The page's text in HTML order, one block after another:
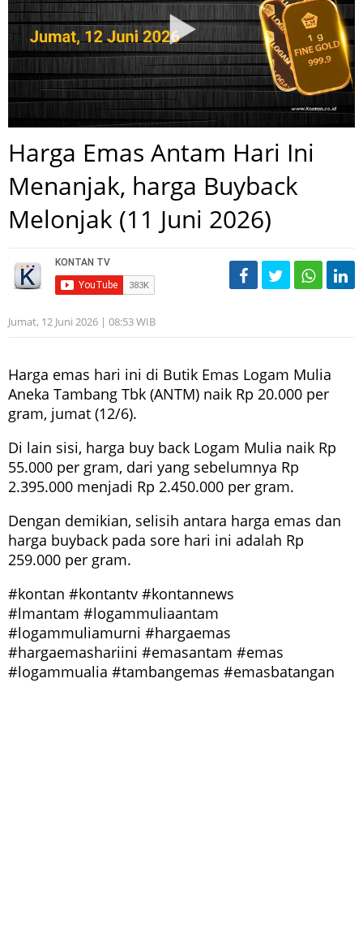
Harga Emas Antam Hari Ini
Menanjak, harga Buyback
Melonjak (11 Juni 2026)
Jumat, 12 Juni 2026 | 08:53 WIB
Harga emas hari ini di Butik Emas Logam Mulia
Aneka Tambang Tbk (ANTM) naik Rp 20.000 per
gram, jumat (12/6).
Di lain sisi, harga buy back Logam Mulia naik Rp
55.000 per gram, dari yang sebelumnya Rp
2.395.000 menjadi Rp 2.450.000 per gram.
Dengan demikian, selisih antara harga emas dan
harga buyback pada sore hari ini adalah Rp
259.000 per gram.
#kontan #kontantv #kontannews
#lmantam #logammuliaantam
#logammuliamurni #hargaemas
#hargaemashariini #emasantam #emas
#logammualia #tambangemas #emasbatangan